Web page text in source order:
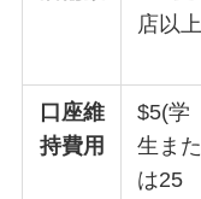
店以上
口座維
持費用
$5(学
生また
は25